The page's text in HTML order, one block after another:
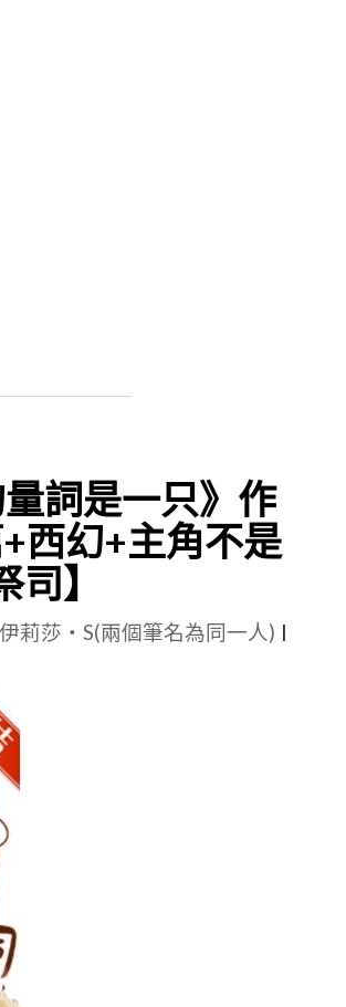
詞是一只》作
西幻+主角不是
】
莉莎・S(兩個筆名為同一人)